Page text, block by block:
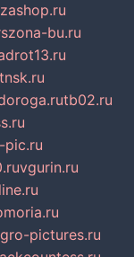
bu.ru
tb02.ru
pic.ru
vgurin.ru
pictures.ru